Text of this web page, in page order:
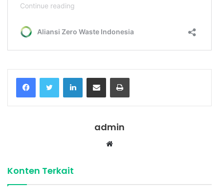
FacebookTwitter LinkedInShare via Email Print
admin
Website
Konten Terkait